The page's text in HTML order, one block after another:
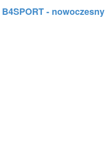
B4SPORT -